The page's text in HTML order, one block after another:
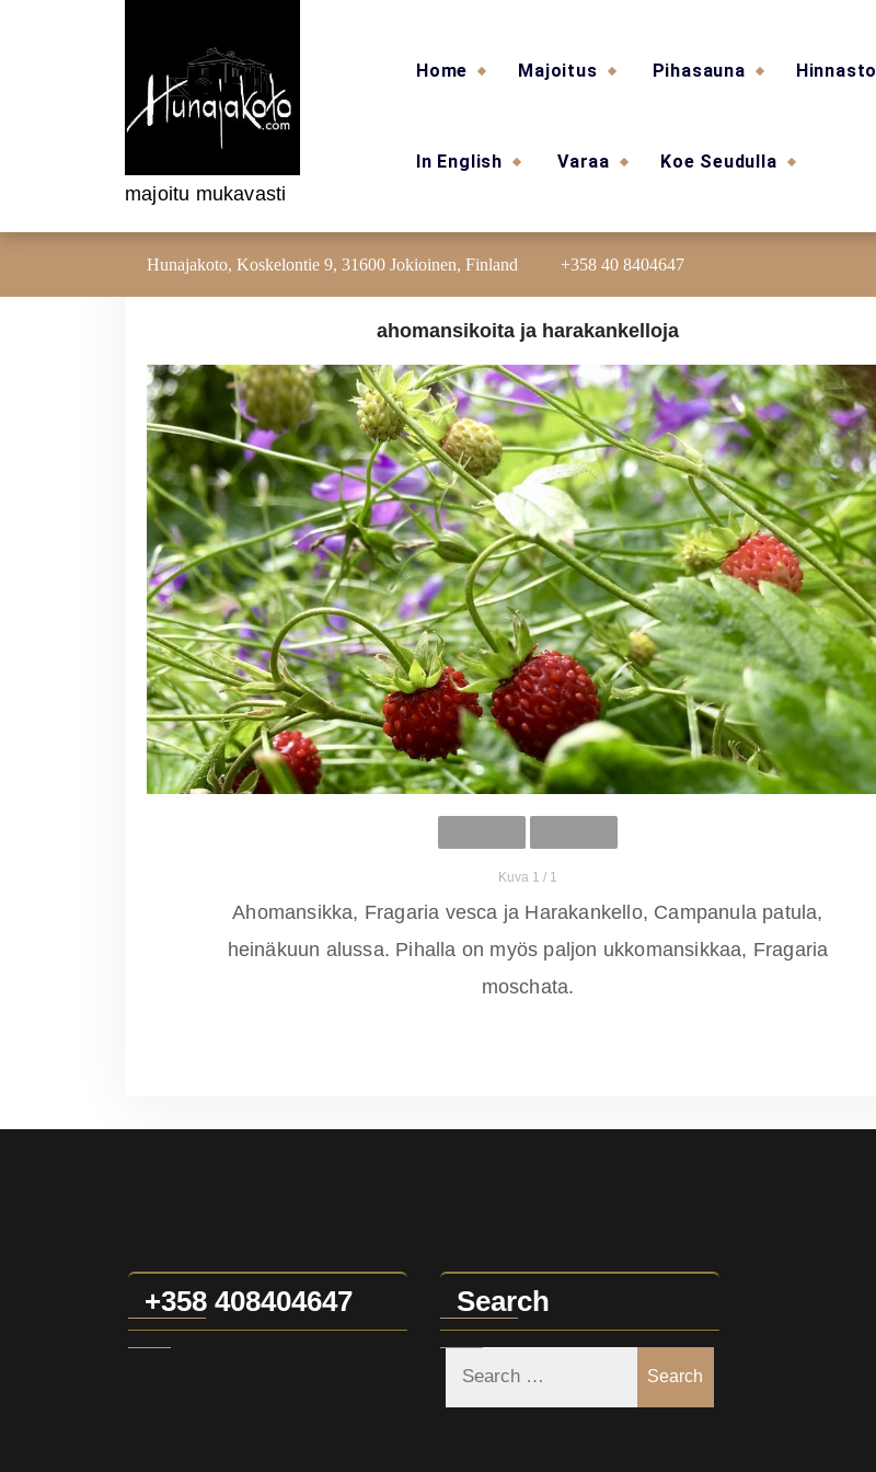
majoitu mukavasti
Home Majoitus Pihasauna Hinnasto
In English Varaa Koe Seudulla
Hunajakoto, Koskelontie 9, 31600 Jokioinen, Finland +358 40 8404647
ahomansikoita ja harakankelloja
Kuva 1 / 1
Ahomansikka, Fragaria vesca ja Harakankello, Campanula patula,
heinäkuun alussa. Pihalla on myös paljon ukkomansikkaa, Fragaria
moschata.
+358 408404647 Search
Search